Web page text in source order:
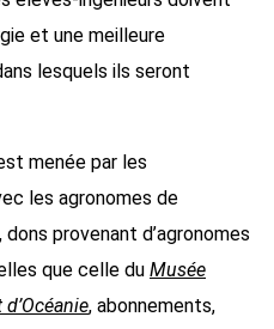
et une meilleure
lesquels ils seront
menée par les
les agronomes de
provenant d’agronomes
que celle du Musée
, abonnements,